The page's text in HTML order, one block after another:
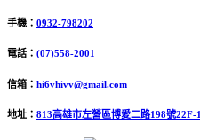
手機： 0932-798202
電話： (07)558-2001
信箱： hi6vhivv@gmail.com
地址： 813高雄市左營區博愛二路198號22F-1